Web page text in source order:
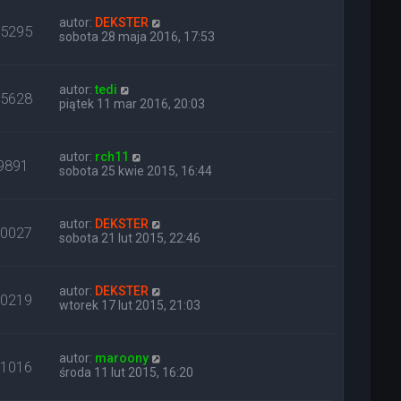
autor: DEKSTER
sobota 28 maja 2016, 17:53
autor:tedi
piątek 11 mar 2016, 20:03
autor: rch11
sobota 25 kwie 2015, 16:44
autor: DEKSTER
sobota 21 lut 2015, 22:46
autor: DEKSTER
wtorek 17 lut 2015, 21:03
autor: maroony
środa 11 lut 2015, 16:20